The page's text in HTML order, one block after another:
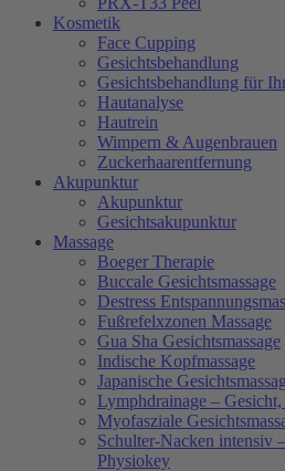
Kosmetik
Face Cupping
Gesichtsbehandlung
Gesichtsbehandlung für
Hautanalyse
Hautrein
Wimpern & Augenbrauen
Zuckerhaarentfernung
Akupunktur
Akupunktur
Gesichtsakupunktur
Massage
Boeger Therapie
Buccale Gesichtsmassage
Destress
Fußrefelxzonen Massage
Gua Sha Gesichtsmassage
Indische Kopfmassage
Japanische
Lymphdrainage –
Myofasziale
Schulter-Nacken intensiv
Physiokey